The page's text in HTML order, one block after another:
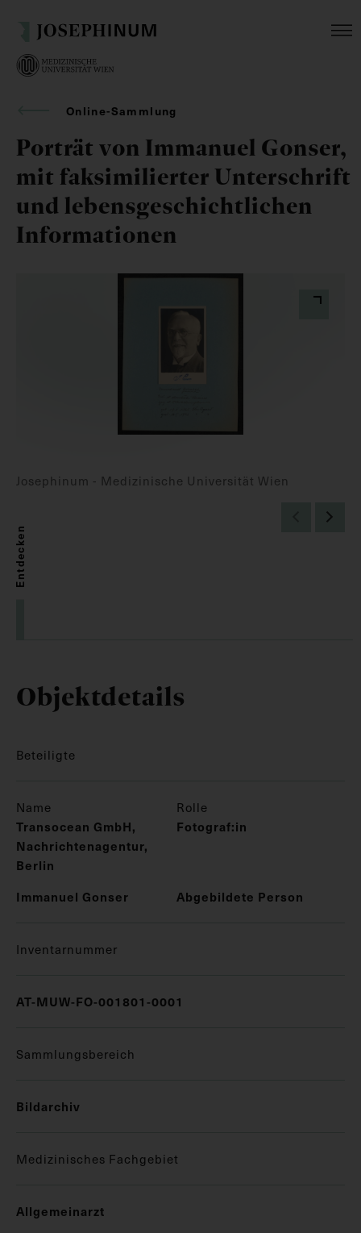
Online-Sammlung
Porträt von Immanuel Gonser,
mit faksimilierter Unterschrift
und lebensgeschichtlichen
Informationen
Josephinum - Medizinische Universität Wien
Entdecken
Objektdetails
Beteiligte
Name Rolle
Transocean GmbH,
Nachrichtenagentur,
Berlin
Fotograf:in
Immanuel Gonser Abgebildete Person
Inventarnummer
AT-MUW-FO-001801-0001
Sammlungsbereich
Bildarchiv
Medizinisches Fachgebiet
Allgemeinarzt